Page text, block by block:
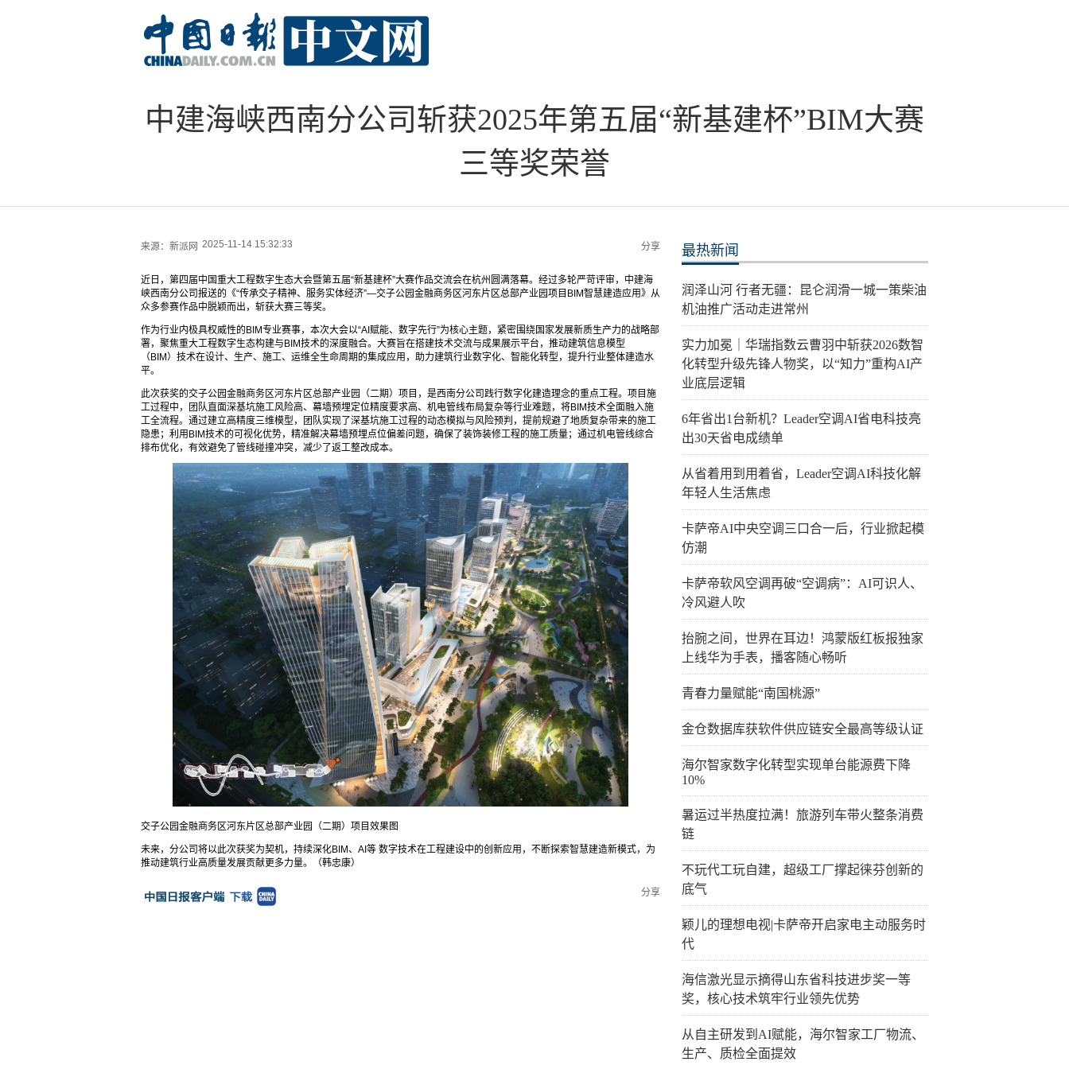
中建海峡西南分公司斩获2025年第五届“新基建杯”BIM大赛
三等奖荣誉
来源： 新派网 2025-11-14 15:32:33 分享
近日，第四届中国重大工程数字生态大会暨第五届“新基建杯”大赛作品交流会在杭州圆满落幕。经过多轮严苛评审，中建海
峡西南分公司报送的《“传承交子精神、服务实体经济”—交子公园金融商务区河东片区总部产业园项目BIM智慧建造应用》从
众多参赛作品中脱颖而出，斩获大赛三等奖。
作为行业内极具权威性的BIM专业赛事，本次大会以“AI赋能、数字先行”为核心主题，紧密围绕国家发展新质生产力的战略部
署，聚焦重大工程数字生态构建与BIM技术的深度融合。大赛旨在搭建技术交流与成果展示平台，推动建筑信息模型
（BIM）技术在设计、生产、施工、运维全生命周期的集成应用，助力建筑行业数字化、智能化转型，提升行业整体建造水
平。
此次获奖的交子公园金融商务区河东片区总部产业园（二期）项目，是西南分公司践行数字化建造理念的重点工程。项目施
工过程中，团队直面深基坑施工风险高、幕墙预埋定位精度要求高、机电管线布局复杂等行业难题，将BIM技术全面融入施
工全流程。通过建立高精度三维模型，团队实现了深基坑施工过程的动态模拟与风险预判，提前规避了地质复杂带来的施工
隐患；利用BIM技术的可视化优势，精准解决幕墙预埋点位偏差问题，确保了装饰装修工程的施工质量；通过机电管线综合
排布优化，有效避免了管线碰撞冲突，减少了返工整改成本。
交子公园金融商务区河东片区总部产业园（二期）项目效果图
未来，分公司将以此次获奖为契机，持续深化BIM、AI等 数字技术在工程建设中的创新应用，不断探索智慧建造新模式，为
推动建筑行业高质量发展贡献更多力量。（韩忠康）
分享
最热新闻
​润泽山河 行者无疆：昆仑润滑一城一策柴油
机油推广活动走进常州
实力加冕｜华瑞指数云曹羽中斩获2026数智
化转型升级先锋人物奖，以“知力”重构AI产
业底层逻辑
6年省出1台新机？Leader空调AI省电科技亮
出30天省电成绩单
从省着用到用着省，Leader空调AI科技化解
年轻人生活焦虑
卡萨帝AI中央空调三口合一后，行业掀起模
仿潮
卡萨帝软风空调再破“空调病”：AI可识人、
冷风避人吹
抬腕之间，世界在耳边！鸿蒙版红板报独家
上线华为手表，播客随心畅听
青春力量赋能“南国桃源”
金仓数据库获软件供应链安全最高等级认证
海尔智家数字化转型实现单台能源费下降
10%
暑运过半热度拉满！旅游列车带火整条消费
链
不玩代工玩自建，超级工厂撑起徕芬创新的
底气
颖儿的理想电视|卡萨帝开启家电主动服务时
代
海信激光显示摘得山东省科技进步奖一等
奖，核心技术筑牢行业领先优势
从自主研发到AI赋能，海尔智家工厂物流、
生产、质检全面提效